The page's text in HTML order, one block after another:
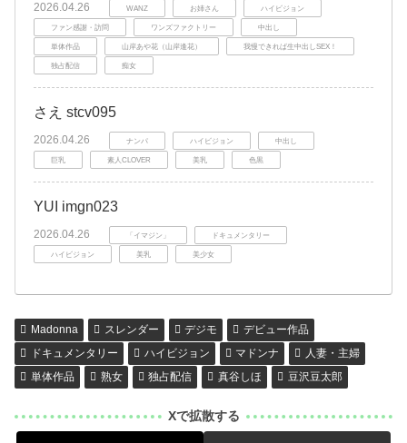
2026.04.26 WANZ お姉さん ハイビジョン
ファン感謝・訪問 ワンズファクトリー 中出し
単体作品 山岸あや花（山岸逢花） 我慢できれば生中出しSEX！
独占配信 痴女
さえ stcv095
2026.04.26 ナンパ ハイビジョン 中出し
巨乳 素人CLOVER 美乳 色黒
YUI imgn023
2026.04.26 「イマジン」 ドキュメンタリー
ハイビジョン 美乳 美少女
Madonna スレンダー デジモ
デビュー作品
ドキュメンタリー
ハイビジョン マドンナ
人妻・主婦
単体作品
熟女 独占配信 真谷しほ 豆沢豆太郎
Xで拡散する